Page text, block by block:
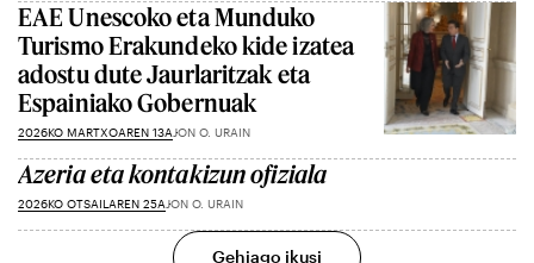
EAE Unescoko eta Munduko
Turismo Erakundeko kide izatea
adostu dute Jaurlaritzak eta
Espainiako Gobernuak
2026KO MARTXOAREN 13AJON O. URAIN
Azeria eta kontakizun ofiziala
2026KO OTSAILAREN 25AJON O. URAIN
Gehiago ikusi